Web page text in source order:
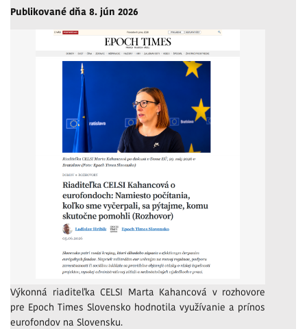
Publikované dňa 8. jún 2026
Výkonná riaditeľka CELSI Marta Kahancová v rozhovore
pre Epoch Times Slovensko hodnotila využívanie a prínos
eurofondov na Slovensku.